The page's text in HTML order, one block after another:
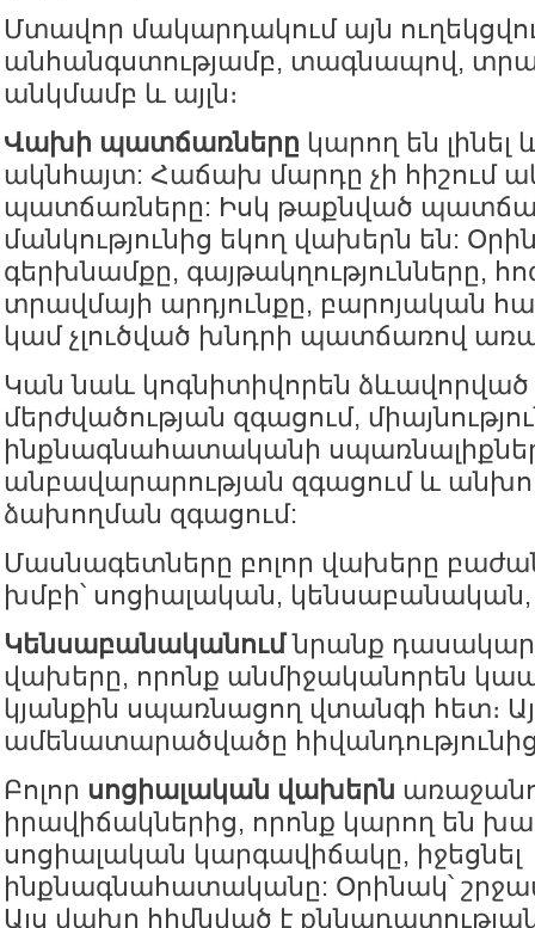
Մտավոր մակարդակում այն
անհանգստությամբ, տագնապով,
անկմամբ և այլն։
Վախի պատճառները կարող են լինել
ակնհայտ: Հաճախ մարդը չի հիշում
պատճառները: Իսկ թաքնված
մանկությունից եկող վախերն են:
գերխնամքը, գայթակղությունները,
տրավմայի արդյունքը, բարոյական
կամ չլուծված խնդրի պատճառով
Կան նաև կոգնիտիվորեն
մերժվածության զգացում,
ինքնագնահատականի
անբավարարության զգացում և
ձախողման զգացում:
Մասնագետները բոլոր վախերը
խմբի՝ սոցիալական,
Կենսաբանականումնրանք
վախերը, որոնք անմիջականորեն
կյանքին սպառնացող վտանգի հետ։
ամենատարածվածը
Բոլոր սոցիալական վախերն
իրավիճակներից, որոնք կարող են
սոցիալական կարգավիճակը, իջեցնել
ինքնագնահատականը: Օրինակ՝
Այս վախը հիմնված է